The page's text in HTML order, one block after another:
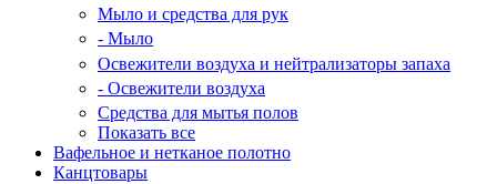
Мыло и средства для рук
- Мыло
Освежители воздуха и нейтрализаторы запаха
- Освежители воздуха
Средства для мытья полов
Показать все
Вафельное и нетканое полотно
Канцтовары